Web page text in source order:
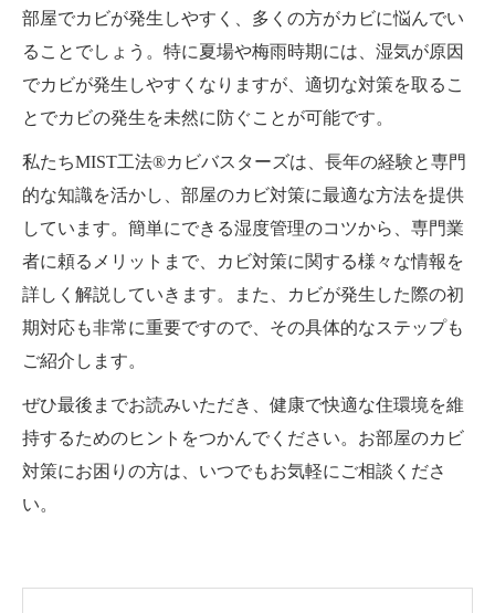
部屋でカビが発生しやすく、多くの方がカビに悩んでい
ることでしょう。特に夏場や梅雨時期には、湿気が原因
でカビが発生しやすくなりますが、適切な対策を取るこ
とでカビの発生を未然に防ぐことが可能です。
私たちMIST工法®カビバスターズは、長年の経験と専門
的な知識を活かし、部屋のカビ対策に最適な方法を提供
しています。簡単にできる湿度管理のコツから、専門業
者に頼るメリットまで、カビ対策に関する様々な情報を
詳しく解説していきます。また、カビが発生した際の初
期対応も非常に重要ですので、その具体的なステップも
ご紹介します。
ぜひ最後までお読みいただき、健康で快適な住環境を維
持するためのヒントをつかんでください。お部屋のカビ
対策にお困りの方は、いつでもお気軽にご相談くださ
い。